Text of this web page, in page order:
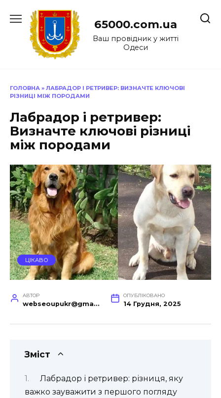
до
65000.com.ua
Ваш провідник у житті
Одеси
ГОЛОВНА » ЛАБРАДОР І РЕТРИВЕР: ВИЗНАЧТЕ КЛЮЧОВІ
РІЗНИЦІ МІЖ ПОРОДАМИ
Лабрадор і ретривер:
Визначте ключові різниці
між породами
ЦІКАВО
АВТОР
webseoupukr@gmail.com
ОПУБЛІКОВАНО
14 Грудня, 2025
Зміст
Лабрадор і ретривер: різниця, яку
важко зауважити з першого погляду